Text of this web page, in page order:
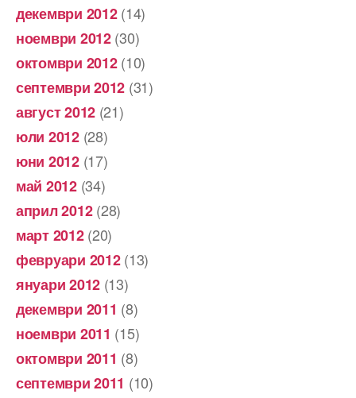
декември 2012(14)
ноември 2012(30)
октомври 2012(10)
септември 2012 (31)
август 2012 (21)
юли 2012(28)
юни 2012(17)
май 2012(34)
април 2012(28)
март 2012(20)
февруари 2012(13)
януари 2012 (13)
декември 2011 (8)
ноември 2011 (15)
октомври 2011 (8)
септември 2011 (10)